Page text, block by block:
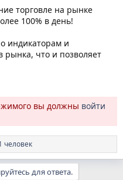
торговле на рынке
100% в день!
индикаторам и
что и позволяет
вы должны войти
человек
для ответа.